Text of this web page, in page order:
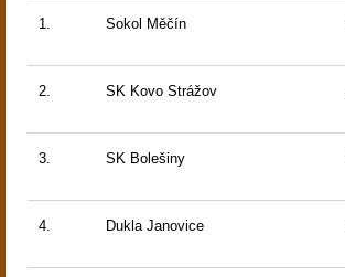
1. Sokol Měčín
2. SK Kovo Strážov
3. SK Bolešiny
4. Dukla Janovice